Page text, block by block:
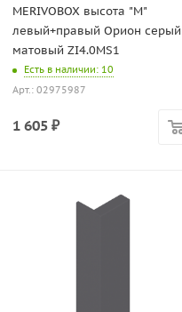
MERIVOBOX высота "M"
левый+правый Орион серый
матовый ZI4.0MS1
Есть в наличии: 10
Арт.: 02975987
1 605 ₽